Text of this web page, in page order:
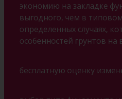
экономию на закладке
выгодного, чем в
определенных случаях,
особенностей грунтов на
бесплатную оценку